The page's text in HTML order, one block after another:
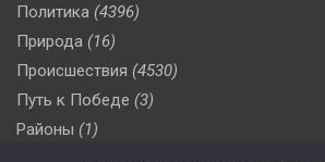
Политика (4396)
Природа (16)
Происшествия (4530)
Путь к Победе (3)
Районы (1)